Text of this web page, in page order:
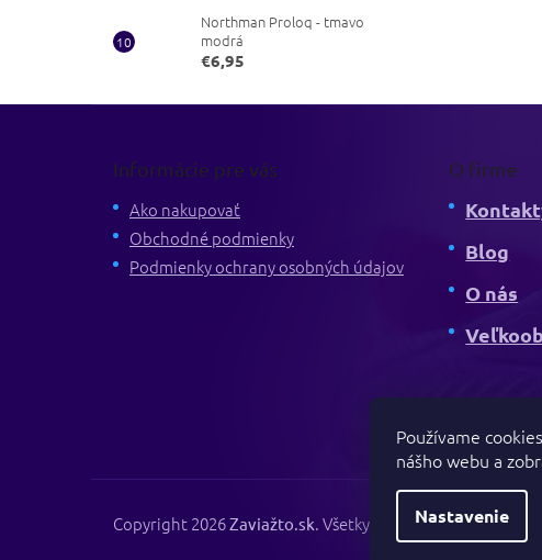
Používame
nášho webu a
Nastavenie
Northman Proloq - tmavo
modrá
€6,95
Informácie pre vás
Ako nakupovať
Obchodné podmienky
Podmienky ochrany osobných údajov
O firme
Blog
O nás
Copyright 2026Zaviažto.sk. Všetky práva vyhradené.